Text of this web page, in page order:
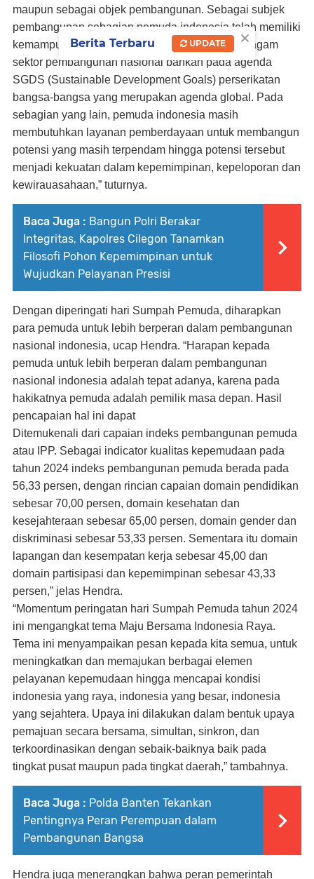
maupun sebagai objek pembangunan. Sebagai subjek
pembangunan sebagian pemuda indonesia telah memiliki
kemampuan untuk berpartisipasi aktif dalam beragam
sektor pembangunan nasional bahkan pada agenda
SGDS (Sustainable Development Goals) perserikatan
bangsa-bangsa yang merupakan agenda global. Pada
sebagian yang lain, pemuda indonesia masih
membutuhkan layanan pemberdayaan untuk membangun
potensi yang masih terpendam hingga potensi tersebut
menjadi kekuatan dalam kepemimpinan, kepeloporan dan
kewirauasahaan,” tuturnya.
Baca Juga : Bangun Polri Berakar
Integritas, Kapolres Cilegon Tanamkan
Filosofi Pohon Kepemimpinan untuk
Wujudkan Pelayanan Presisi
Dengan diperingati hari Sumpah Pemuda, diharapkan
para pemuda untuk lebih berperan dalam pembangunan
nasional indonesia, ucap Hendra. “Harapan kepada
pemuda untuk lebih berperan dalam pembangunan
nasional indonesia adalah tepat adanya, karena pada
hakikatnya pemuda adalah pemilik masa depan. Hasil
pencapaian hal ini dapat
Ditemukenali dari capaian indeks pembangunan pemuda
atau IPP. Sebagai indicator kualitas kepemudaan pada
tahun 2024 indeks pembangunan pemuda berada pada
56,33 persen, dengan rincian capaian domain pendidikan
sebesar 70,00 persen, domain kesehatan dan
kesejahteraan sebesar 65,00 persen, domain gender dan
diskriminasi sebesar 53,33 persen. Sementara itu domain
lapangan dan kesempatan kerja sebesar 45,00 dan
domain partisipasi dan kepemimpinan sebesar 43,33
persen,” jelas Hendra.
“Momentum peringatan hari Sumpah Pemuda tahun 2024
ini mengangkat tema Maju Bersama Indonesia Raya.
Tema ini menyampaikan pesan kepada kita semua, untuk
meningkatkan dan memajukan berbagai elemen
pelayanan kepemudaan hingga mencapai kondisi
indonesia yang raya, indonesia yang besar, indonesia
yang sejahtera. Upaya ini dilakukan dalam bentuk upaya
pemajuan secara bersama, simultan, sinkron, dan
terkoordinasikan dengan sebaik-baiknya baik pada
tingkat pusat maupun pada tingkat daerah,” tambahnya.
Baca Juga : Polda Banten Tekankan
Pentingnya Peran Perempuan dalam
Pembangunan Bangsa
Hendra juga menerangkan bahwa peran pemerintah
×
Berita Terbaru UPDATE